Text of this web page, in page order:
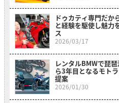
ドゥカティ専門だか
と経験を駆使し魅力
ス
2026/03/17
レンタルBMWで琵
ら3年目となるモト
提案
2026/01/30